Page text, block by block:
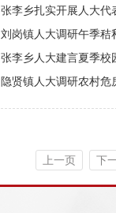
张李乡扎实开展人大代
刘岗镇人大调研午季秸
张李乡人大建言夏季校
隐贤镇人大调研农村危
上一页 下